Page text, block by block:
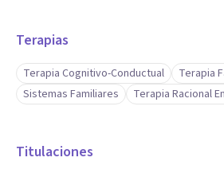
Terapias
Terapia Cognitivo-Conductual
Terapia
Sistemas Familiares
Terapia Racional
Titulaciones